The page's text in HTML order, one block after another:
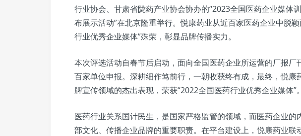
行业协会、甘肃省陇药产业协会协办的“2023全国医药企业媒体
布展示活动”在北京隆重举行。悦康药业从近百家医药企业中脱
行业优秀企业媒体”殊荣，彰显品牌传播实力。
本次评选活动自春节后启动，面向全国医药企业所运营的厂报厂
百家单位申报。深耕细作笃前行，一朝收获终有成，最终，悦康
牌宣传领域的杰出表现，荣获“2022全国医药行业优秀企业媒体”。
医药行业关系国计民生，是国家严格监管的领域，而医药企业的
部文化、传播企业品牌的重要职责。在平台建设上，悦康药业联